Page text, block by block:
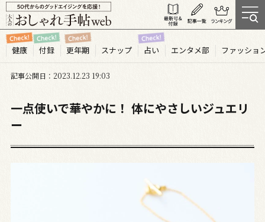
健康 付録 更年期 スナップ 占い エンタメ部 ファッショ
記事公開日 2023.12 23 19:03
一点使いで華やかに！ 体にやさしいジュエリ
ー